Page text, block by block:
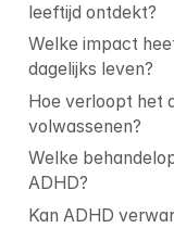
leeftijd ontdekt?
Welke impact
dagelijks leven?
Hoe verloopt het
volwassenen?
Welke
ADHD?
Kan ADHD